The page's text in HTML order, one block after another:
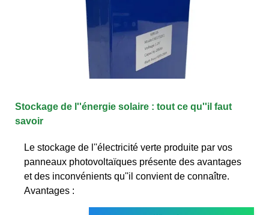
Stockage de l''énergie solaire : tout ce qu''il faut
savoir
Le stockage de l''électricité verte produite par vos
panneaux photovoltaïques présente des avantages
et des inconvénients qu''il convient de connaître.
Avantages :